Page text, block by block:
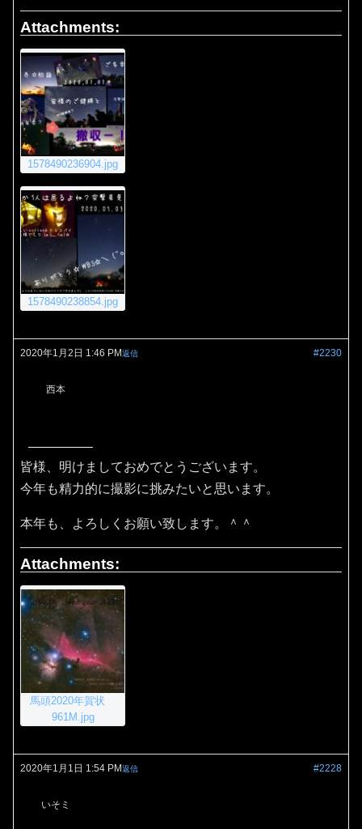
Attachments:
1578490236904.jpg
1578490238854.jpg
2020年1月2日 1:46 PM #2230
返信
西本
皆様、明けましておめでとうございます。
今年も精力的に撮影に挑みたいと思います。
本年も、よろしくお願い致します。＾＾
Attachments:
馬頭2020年賀状
961M.jpg
2020年1月1日 1:54 PM #2228
返信
いそミ